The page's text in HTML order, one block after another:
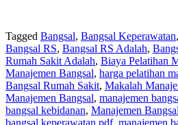
Tagged Bangsal, Bangsal Keperawatan,
Bangsal RS, Bangsal RS Adalah,
Rumah Sakit Adalah, Biaya Pelatihan
Manajemen Bangsal, harga pelatihan
Bangsal Rumah Sakit, Makalah
Manajemen Bangsal, manajemen
bangsal kebidanan, Manajemen
bangsal keperawatan pdf, manajemen